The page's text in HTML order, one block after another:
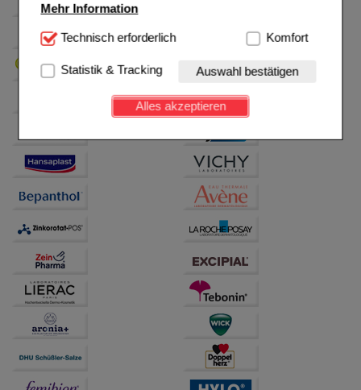
Mehr Information
Technisch Notwendig:Hierbei handelt es sich um
Website notwendig sind (z.B. Navigation, Warenkorb,
Kundenkonto), weshalb auf diese nicht verzichtet
werden kann.
Einkaufserlebnis noch ansprechender zu gestalten,
beispielsweise für die Wiedererkennung des
Besuchers oder unsere Seite an bevorzugte
Verhaltensweisen (z.B. Spracheinstellung)
anzupassen. Komfort-Cookies ermöglichen es uns
auch auf Ihre Bedürfnisse zugeschrittene Inhalte
anzuzeigen und unser Partnerprogramm zu
Statistik & Tracking:
Hierüber lassen sich
Informationen über die Art und Weise der Nutzung
unserer Website sammeln, mit deren Hilfe wir unsere
Website weiter für Sie optimieren können, den Inhalt
auf unserer Website aber auch die Werbung auf
Drittseiten möglichst relevant für Sie zu gestalten.
Bitte beachten Sie, dass Daten hierfür teilweise an
Dritte wie z.B. Google oder soziale Medien
übertragen werden.
Technisch erforderlich Komfort
Statistik & Tracking Auswahl bestätigen
Alles akzeptieren